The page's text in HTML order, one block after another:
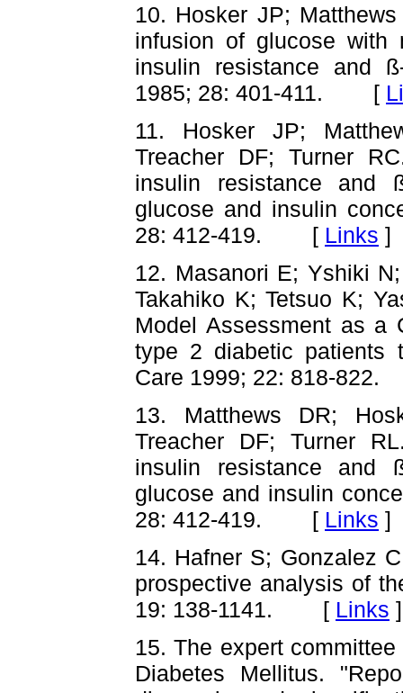
10. Hosker JP;
infusion of glucose with
insulin resistance and
1985; 28: 401-411. [
11. Hosker JP;
Treacher DF; Turner
insulin resistance and
glucose and insulin
28: 412-419. [ Links ]
12. Masanori E; Yshiki
Takahiko K; Tetsuo K;
Model Assessment as a
type 2 diabetic patients
Care 1999; 22: 818-
13. Matthews DR;
Treacher DF; Turner
insulin resistance and
glucose and insulin
28: 412-419. [ Links ]
14. Hafner S; Gonzalez
prospective analysis of
19: 138-1141. [ Links ]
15. The expert
Diabetes Mellitus.